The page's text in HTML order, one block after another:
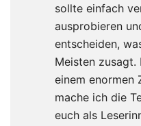
sollte einfach
ausprobieren
entscheiden,
Meisten zusagt.
einem enormen
mache ich die
euch als